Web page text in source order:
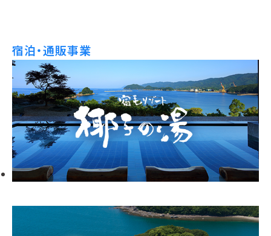
宿泊・通販事業